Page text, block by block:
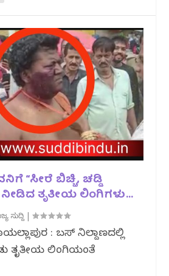
“ಸೀರೆ ಬಿಚ್ಚಿ, ಚಡ್ಡಿ
ನೀಡಿದ ತೃತೀಯ ಲಿಂಗಿಗಳು…
ಸುದ್ದಿ |
: ಬಸ್ ನಿಲ್ದಾಣದಲ್ಲಿ
ತೃತೀಯ ಲಿಂಗಿಯಂತೆ